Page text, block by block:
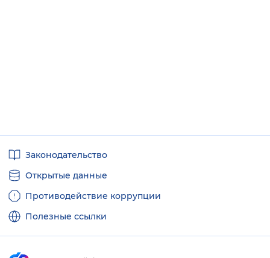
ссылкиЗаконодательство
Открытые данные
Противодействие коррупции
Полезные ссылки